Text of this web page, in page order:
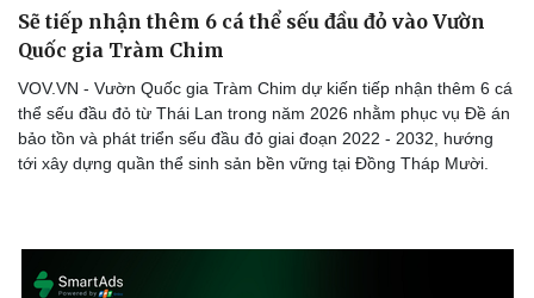
Sẽ tiếp nhận thêm 6 cá thể sếu đầu đỏ vào Vườn
Quốc gia Tràm Chim
VOV.VN - Vườn Quốc gia Tràm Chim dự kiến tiếp nhận thêm 6 cá
thể sếu đầu đỏ từ Thái Lan trong năm 2026 nhằm phục vụ Đề án
bảo tồn và phát triển sếu đầu đỏ giai đoạn 2022 - 2032, hướng
tới xây dựng quần thể sinh sản bền vững tại Đồng Tháp Mười.